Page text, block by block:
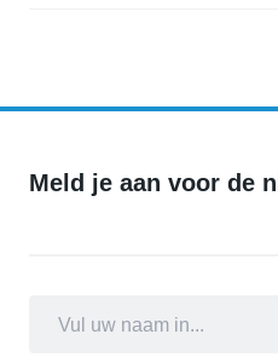
Meld je aan voor de